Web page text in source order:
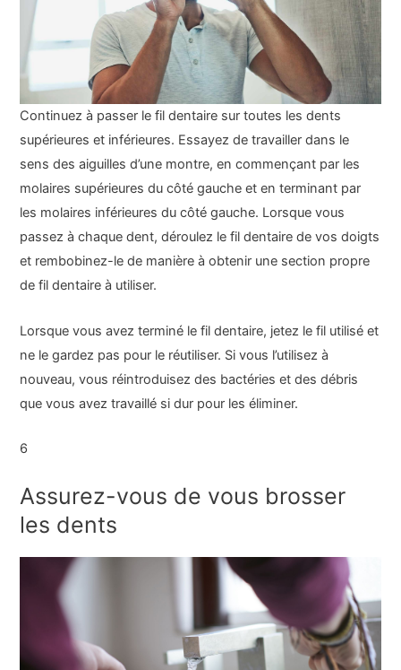
Continuez à passer le fil dentaire sur toutes les dents
supérieures et inférieures. Essayez de travailler dans le
sens des aiguilles d’une montre, en commençant par les
molaires supérieures du côté gauche et en terminant par
les molaires inférieures du côté gauche. Lorsque vous
passez à chaque dent, déroulez le fil dentaire de vos doigts
et rembobinez-le de manière à obtenir une section propre
de fil dentaire à utiliser.
Lorsque vous avez terminé le fil dentaire, jetez le fil utilisé et
ne le gardez pas pour le réutiliser. Si vous l’utilisez à
nouveau, vous réintroduisez des bactéries et des débris
que vous avez travaillé si dur pour les éliminer.
6
Assurez-vous de vous brosser
les dents